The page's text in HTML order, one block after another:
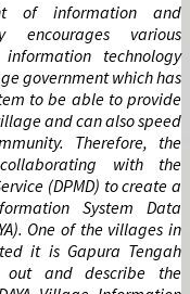
of information and
encourages various
technology
government which has
to be able to provide
and can also speed
Therefore, the
with the
(DPMD) to create a
System Data
One of the villages in
it is Gapura Tengah
and describe the